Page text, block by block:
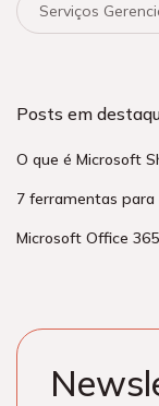
Serviços
Posts em
O que é Microsoft
7 ferramentas
Microsoft Office